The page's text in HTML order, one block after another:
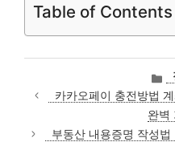
Table of Contents
카카오페이 충전방법
완벽
부동산 내용증명 작성